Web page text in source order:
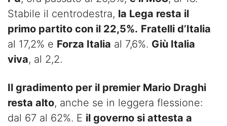
Stabile il centrodestra, la Lega resta il
primo partito con il 22,5%. Fratelli d’Italia
al 17,2% e Forza Italia al 7,6%. Giù Italia
viva, al 2,2.
Il gradimento per il premier Mario Draghi
resta alto, anche se in leggera flessione:
dal 67 al 62%. E il governo si attesta a